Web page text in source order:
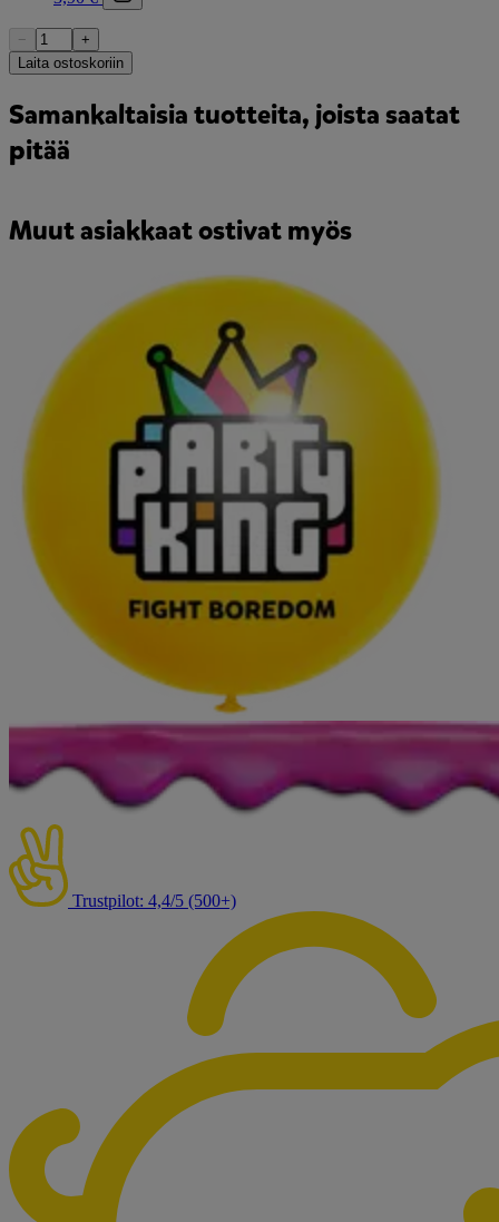
−
+
Laita ostoskoriin
Samankaltaisia tuotteita, joista saatat
pitää
Muut asiakkaat ostivat myös
Trustpilot: 4,4/5 (500+)